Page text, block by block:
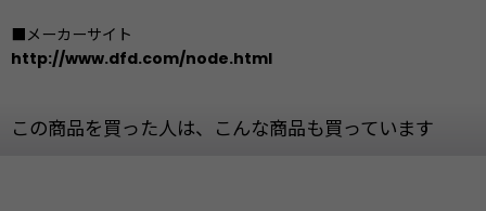
■メーカーサイト
http://www.dfd.com/node.html
この商品を買った人は、こんな商品も買っています